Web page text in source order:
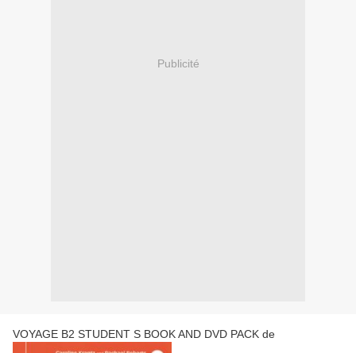
Publicité
VOYAGE B2 STUDENT S BOOK AND DVD PACK de